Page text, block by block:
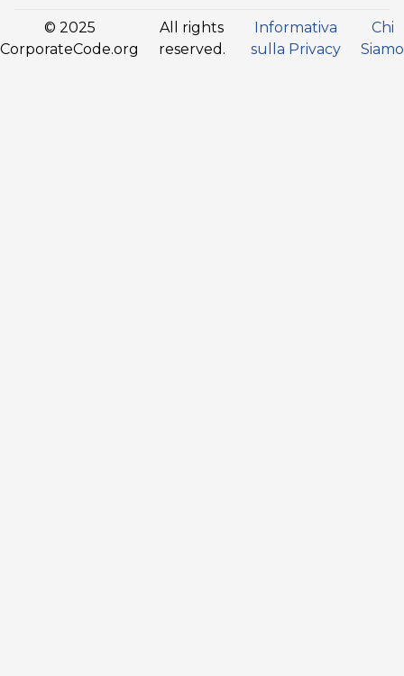
© 2025
CorporateCode.org
All rights
reserved.
Informativa
sulla Privacy
Chi
Siamo